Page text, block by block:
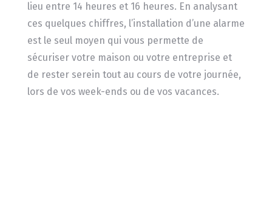
lieu entre 14 heures et 16 heures. En analysant
ces quelques chiffres, l’installation d’une alarme
est le seul moyen qui vous permette de
sécuriser votre maison ou votre entreprise et
de rester serein tout au cours de votre journée,
lors de vos week-ends ou de vos vacances.